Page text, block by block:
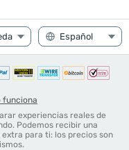
funciona
experiencias reales de
Podemos recibir una
para ti: los precios son